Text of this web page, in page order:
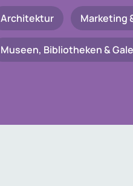
Architektur Marketing
Museen, Bibliotheken &